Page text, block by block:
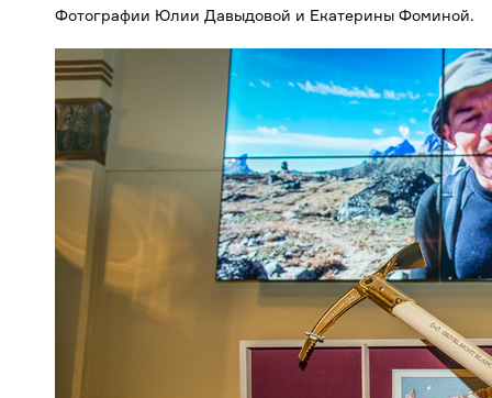
Фотографии Юлии Давыдовой и Екатерины Фоминой.